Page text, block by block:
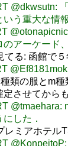
@dkwsutn:
う重大な情
のアーケー
てる: 函館で
類の服とm
させてから
@tmaehara:
した．
レミアホテル